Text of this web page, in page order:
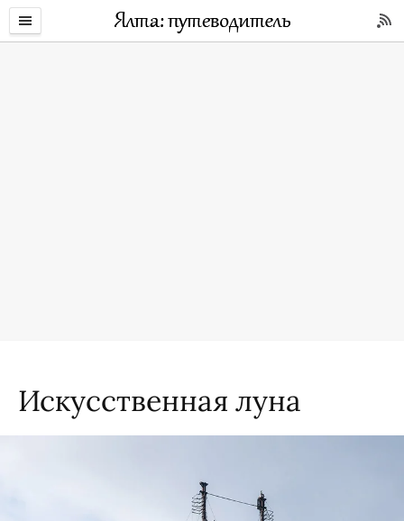
Искусственная луна